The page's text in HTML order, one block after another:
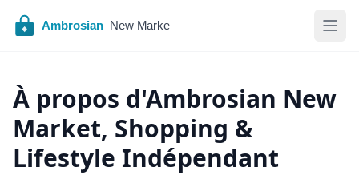
À propos d'Ambrosian New
Market, Shopping &
Lifestyle Indépendant